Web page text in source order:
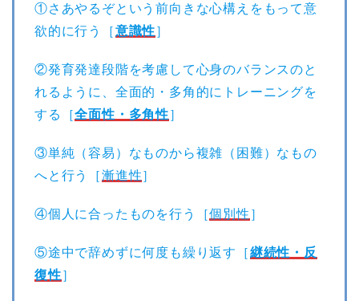
①さあやるぞという前向きな心構えをもって意
欲的に行う［意識性］
②発育発達段階を考慮して心身のバランスのと
れるように、全面的・多角的にトレーニングを
する［全面性・多角性］
③単純（容易）なものから複雑（困難）なもの
へと行う［漸進性］
④個人に合ったものを行う［個別性 ］
⑤途中で辞めずに何度も繰り返す［継続性・反
復性］